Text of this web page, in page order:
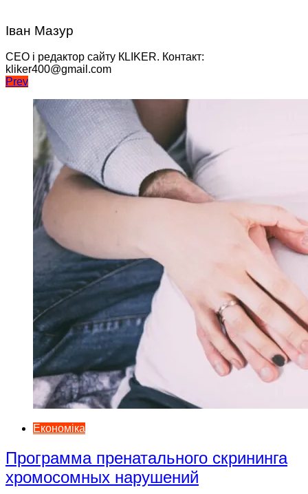
Іван Мазур
CEO і редактор сайту КLIKER. Контакт:
kliker400@gmail.com
Навігація
записів
Prev
Економіка
Программа пренатального скрининга
хромосомных нарушений